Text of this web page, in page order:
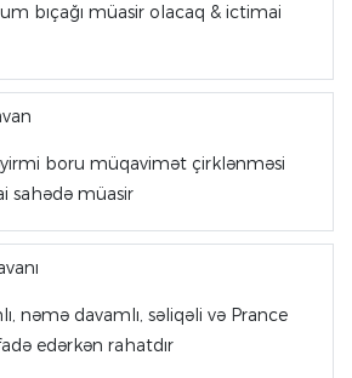
bıçağı müasir olacaq & ictimai
boru müqavimət çirklənməsi
sahədə müasir
nəmə davamlı, səliqəli və Prance
edərkən rahatdır